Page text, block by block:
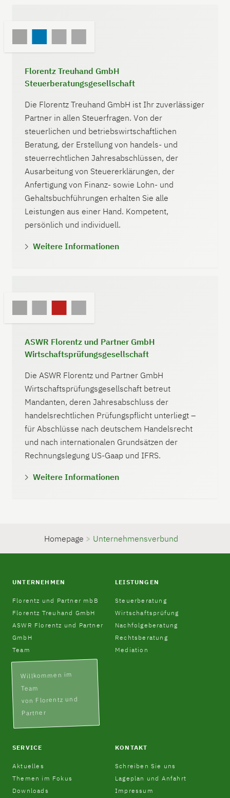
Florentz Treuhand GmbH
Steuerberatungsgesellschaft
Die Florentz Treuhand GmbH ist Ihr zuverlässiger
Partner in allen Steuerfragen. Von der
steuerlichen und betriebswirtschaftlichen
Beratung, der Erstellung von handels- und
steuerrechtlichen Jahresabschlüssen, der
Ausarbeitung von Steuererklärungen, der
Anfertigung von Finanz- sowie Lohn- und
Gehaltsbuchführungen erhalten Sie alle
Leistungen aus einer Hand. Kompetent,
persönlich und individuell.
Weitere Informationen
ASWR Florentz und Partner GmbH
Wirtschaftsprüfungsgesellschaft
Die ASWR Florentz und Partner GmbH
Wirtschaftsprüfungsgesellschaft betreut
Mandanten, deren Jahresabschluss der
handelsrechtlichen Prüfungspflicht unterliegt –
für Abschlüsse nach deutschem Handelsrecht
und nach internationalen Grundsätzen der
Rechnungslegung US-Gaap und IFRS.
Weitere Informationen
Homepage > Unternehmensverbund
UNTERNEHMEN
Florentz und Partner mbB
Florentz Treuhand GmbH
ASWR Florentz und Partner
GmbH
Team
Willkommen im
Team
von Florentz und
Partner
LEISTUNGEN
Steuerberatung
Wirtschaftsprüfung
Nachfolgeberatung
Rechtsberatung
Mediation
SERVICE
Aktuelles
Themen im Fokus
Downloads
KONTAKT
Schreiben Sie uns
Lageplan und Anfahrt
Impressum